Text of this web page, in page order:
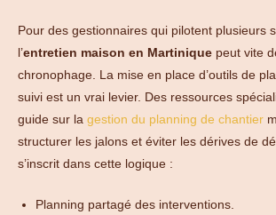
Pour des gestionnaires qui pilotent plusieurs
l’entretien maison en Martinique peut vite
chronophage. La mise en place d’outils de
suivi est un vrai levier. Des ressources
guide sur la gestion du planning de chantier
structurer les jalons et éviter les dérives de
s’inscrit dans cette logique :
Planning partagé des interventions.